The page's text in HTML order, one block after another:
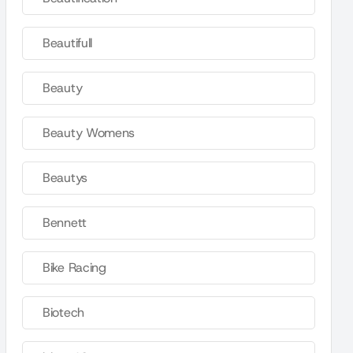
Beautifull
Beauty
Beauty Womens
Beautys
Bennett
Bike Racing
Biotech